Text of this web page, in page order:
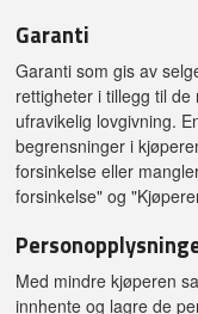
Garanti
Garanti som gis av
rettigheter i tillegg til
ufravikelig lovgivning.
begrensninger i
forsinkelse eller
forsinkelse" og
Med mindre kjøperen
innhente og lagre de